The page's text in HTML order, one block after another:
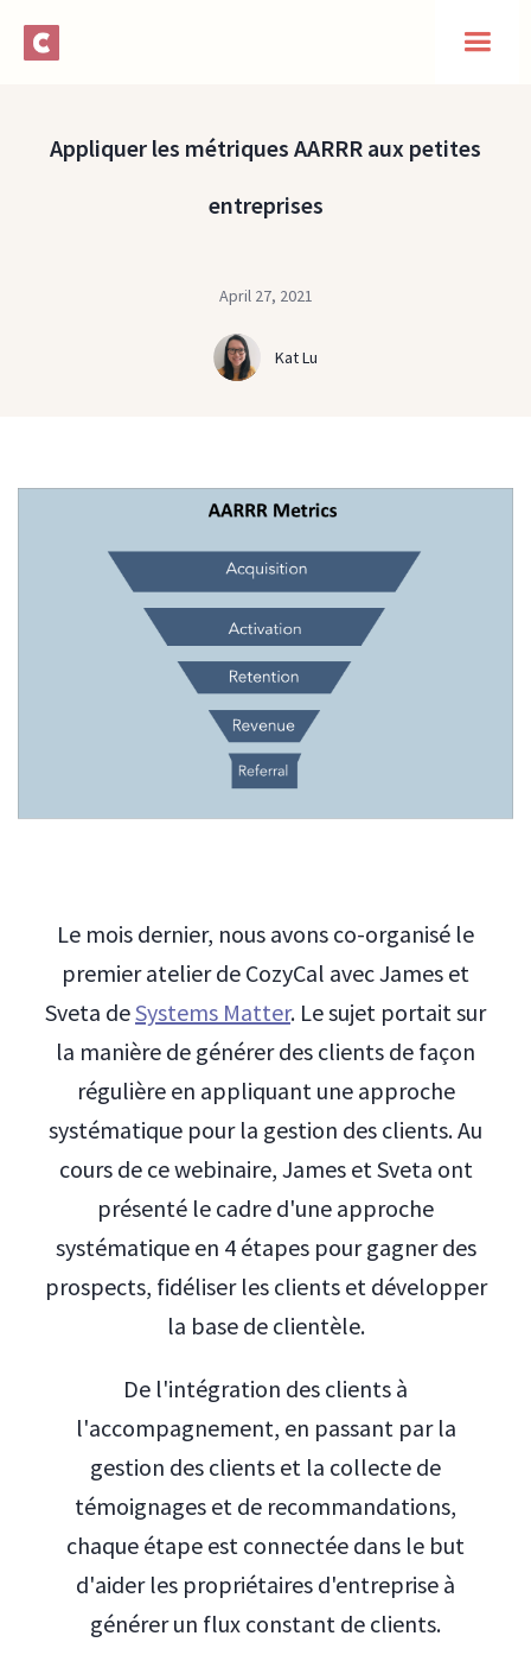
Appliquer les métriques AARRR aux petites
entreprises
April 27, 2021
Kat Lu
Le mois dernier, nous avons co-organisé le
premier atelier de CozyCal avec James et
Sveta deSystems Matter. Le sujet portait sur
la manière de générer des clients de façon
régulière en appliquant une approche
systématique pour la gestion des clients. Au
cours de ce webinaire, James et Sveta ont
présenté le cadre d'une approche
systématique en 4 étapes pour gagner des
prospects, fidéliser les clients et développer
la base de clientèle.
De l'intégration des clients à
l'accompagnement, en passant par la
gestion des clients et la collecte de
témoignages et de recommandations,
chaque étape est connectée dans le but
d'aider les propriétaires d'entreprise à
générer un flux constant de clients.